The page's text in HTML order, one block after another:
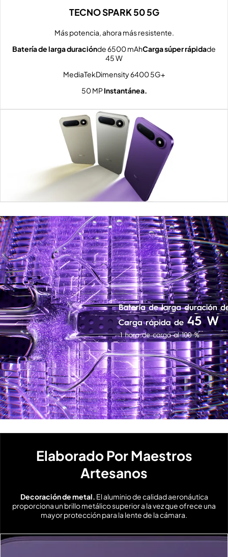
TECNO SPARK 50 5G
Más potencia, ahora más resistente.
Batería de larga duraciónde 6500 mAhCarga súper rápidade
45 W
MediaTekDimensity 6400 5G+
50 MPInstantánea.
Elaborado Por Maestros
Artesanos
Decoración de metal. El aluminio de calidad aeronáutica
proporciona un brillo metálico superior a la vez que ofrece una
mayor protección para la lente de la cámara.